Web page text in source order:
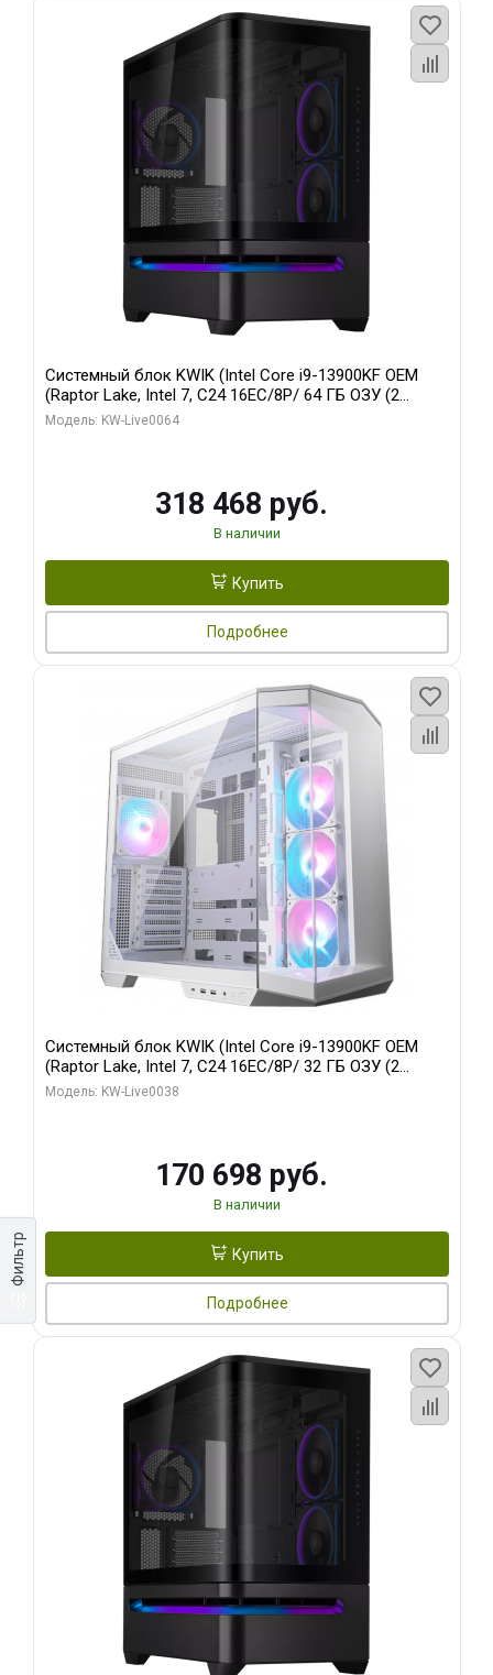
Фильтр
Системный блок KWIK (Intel Core i9-13900KF OEM
(Raptor Lake, Intel 7, C24 16EC/8P/ 64 ГБ ОЗУ (2
модуля)/ ASUS RTX5080 PROART OC 16GB GDDR7
Модель: KW-Live0064
318 468 руб.
В наличии
Купить
Подробнее
Системный блок KWIK (Intel Core i9-13900KF OEM
(Raptor Lake, Intel 7, C24 16EC/8P/ 32 ГБ ОЗУ (2
модуля)/ Gigabyte RX9070XT GAMING OC 16GB GDDR6
Модель: KW-Live0038
170 698 руб.
В наличии
Купить
Подробнее